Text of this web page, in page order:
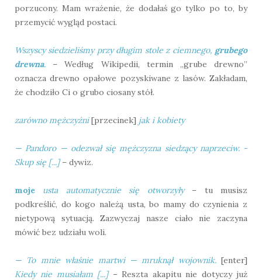
porzucony. Mam wrażenie, że dodałaś go tylko po to, by
przemycić wygląd postaci.
Wszyscy siedzieliśmy przy długim stole z ciemnego, grubego
drewna. – Według Wikipedii, termin „grube drewno”
oznacza drewno opałowe pozyskiwane z lasów. Zakładam,
że chodziło Ci o grubo ciosany stół.
zarówno mężczyźni[przecinek] jak i kobiety
— Pandoro — odezwał się mężczyzna siedzący naprzeciw. -
Skup się [...]– dywiz.
moje usta automatycznie się otworzyły – tu musisz
podkreślić, do kogo należą usta, bo mamy do czynienia z
nietypową sytuacją. Zazwyczaj nasze ciało nie zaczyna
mówić bez udziału woli.
— To mnie właśnie martwi — mruknął wojownik.[enter]
Kiedy nie musiałam [...] – Reszta akapitu nie dotyczy już